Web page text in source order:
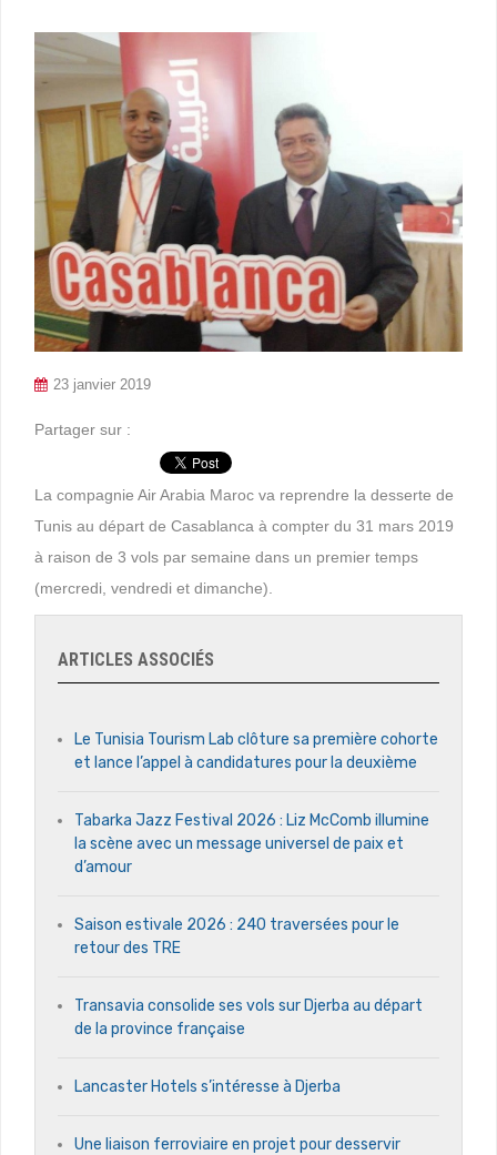
23 janvier 2019
Partager sur :
La compagnie Air Arabia Maroc va reprendre la desserte de
Tunis au départ de Casablanca à compter du 31 mars 2019
à raison de 3 vols par semaine dans un premier temps
(mercredi, vendredi et dimanche).
ARTICLES ASSOCIÉS
Le Tunisia Tourism Lab clôture sa première cohorte
et lance l’appel à candidatures pour la deuxième
Tabarka Jazz Festival 2026 : Liz McComb illumine
la scène avec un message universel de paix et
d’amour
Saison estivale 2026 : 240 traversées pour le
retour des TRE
Transavia consolide ses vols sur Djerba au départ
de la province française
Lancaster Hotels s’intéresse à Djerba
Une liaison ferroviaire en projet pour desservir